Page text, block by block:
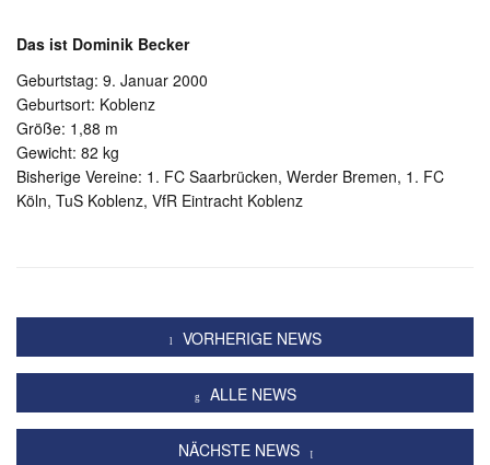
Das ist Dominik Becker
Geburtstag: 9. Januar 2000
Geburtsort: Koblenz
Größe: 1,88 m
Gewicht: 82 kg
Bisherige Vereine: 1. FC Saarbrücken, Werder Bremen, 1. FC
Köln, TuS Koblenz, VfR Eintracht Koblenz
VORHERIGE NEWS
ALLE NEWS
NÄCHSTE NEWS